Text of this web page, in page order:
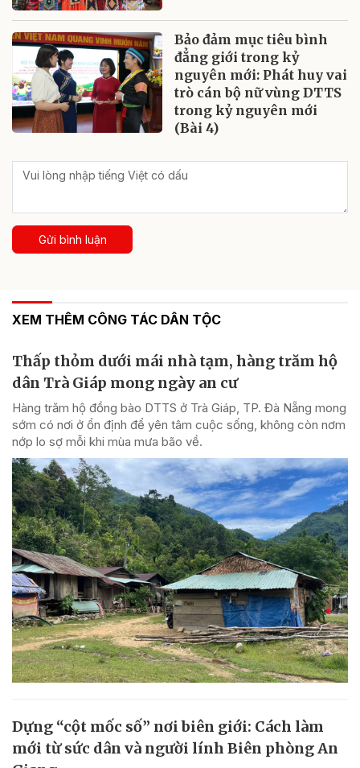
Bảo đảm mục tiêu bình
đẳng giới trong kỷ
nguyên mới: Phát huy vai
trò cán bộ nữ vùng DTTS
trong kỷ nguyên mới
(Bài 4)
Gửi bình luận
XEM THÊM CÔNG TÁC DÂN TỘC
Thấp thỏm dưới mái nhà tạm, hàng trăm hộ
dân Trà Giáp mong ngày an cư
Hàng trăm hộ đồng bào DTTS ở Trà Giáp, TP. Đà Nẵng mong
sớm có nơi ở ổn định để yên tâm cuộc sống, không còn nơm
nớp lo sợ mỗi khi mùa mưa bão về.
Dựng “cột mốc số” nơi biên giới: Cách làm
mới từ sức dân và người lính Biên phòng An